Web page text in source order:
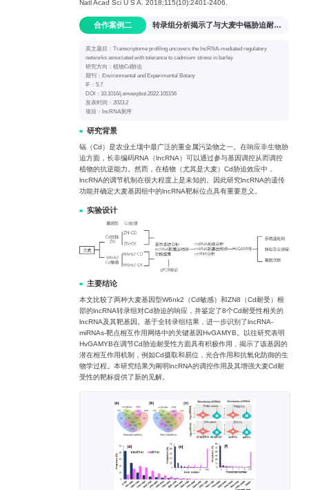
Natl Acad Sci U S A. 2018;115(10):2401-2406.
合作案例二 转录组分析揭示了与大麦中镉胁迫耐受性相关的lncRNA介导的调控网络
英文题目：Transcriptome profiling uncovers the lncRNA-mediated regulatory
networks associated with tolerance to cadmium stress in barley
研究方向：植物Cd胁迫
期刊：Environmental and Experimental Botany
IF：5.7
DOI：10.1016/j.envexpbot.2022.105156
发表时间：2023.2
项目：lncRNA测序
研究背景
镉（Cd）是农业土壤中最广泛的重金属污染物之一。在响应非生物胁
迫方面，长非编码RNA（lncRNA）可以通过参与基因调控从而调控
植物的抗逆能力。然而，在植物（尤其是大麦）Cd胁迫效应中，
lncRNA的调节机制在很大程度上是未知的。因此研究lncRNA的遗传
功能并确定大麦基因组中的lncRNA靶标位点具有重要意义。
实验设计
主要结论
本文比较了两种大麦基因型W6nk2（Cd敏感）和ZN8（Cd耐受）根
部的lncRNA转录组对Cd胁迫的响应，并鉴定了8个Cd耐受性相关的
lncRNA及其靶基因。基于全转录组结果，进一步识别了lncRNA-
miRNAs-靶点相互作用网络中的关键基因HvGAMYB。以往研究表明
HvGAMYB在调节Cd胁迫耐受性方面具有积极作用，揭示了该基因的
潜在相互作用机制，例如Cd摄取和易位，光合作用和抗氧化防御的生
物学过程。本研究结果为阐明lncRNA的调控作用及其增强大麦Cd耐
受性的靶标提供了新的见解。